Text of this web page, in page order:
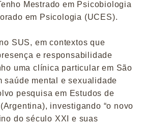
Mestrado em Psicobiologia
em Psicologia (UCES).
SUS, em contextos que
e responsabilidade
uma clínica particular em São
saúde mental e sexualidade
pesquisa em Estudos de
investigando “o novo
do século XXI e suas